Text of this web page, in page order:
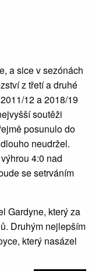
a sice v sezónách
z třetí a druhé
12 a 2018/19
soutěži
posunulo do
neudržel.
4:0 nad
se setrváním
Gardyne, který za
Druhým nejlepším
který nasázel